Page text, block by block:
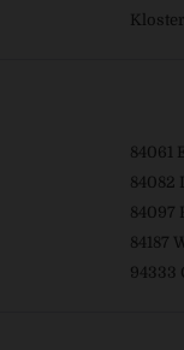
84061
84082
84097
84187
94333